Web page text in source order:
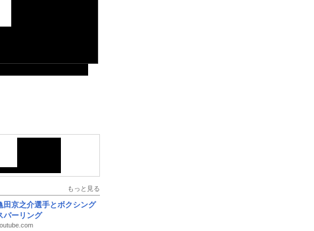
もっと見る
田京之介選手とボクシング
パーリング